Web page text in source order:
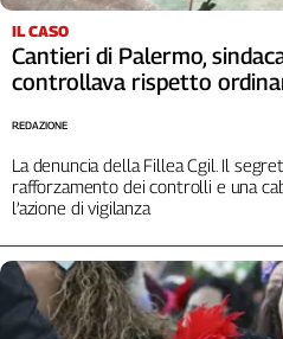
Umbria
Valle
D'Aosta
Archivio
Storico
1955-
2014
Cerca
IL CASO
Cantieri di Palermo,
controllava rispetto
La denuncia della Fillea Cgil. Il
rafforzamento dei controlli e una
l’azione di vigilanza
REDAZIONE